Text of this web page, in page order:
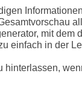
mit dem
einfach in der
hinterlassen,